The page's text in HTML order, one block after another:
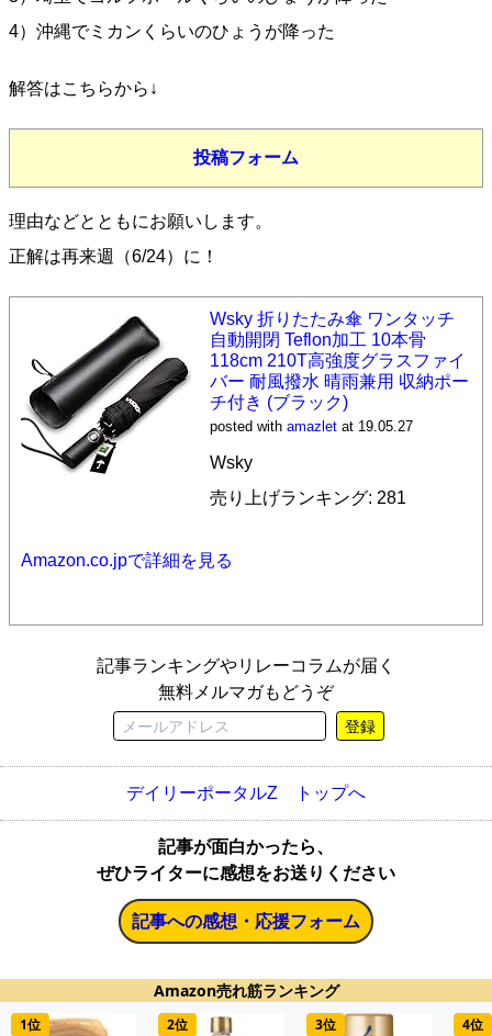
4）沖縄でミカンくらいのひょうが降った
解答はこちらから↓
投稿フォーム
理由などとともにお願いします。
正解は再来週（6/24）に！
Wsky 折りたたみ傘 ワンタッチ
自動開閉 Teflon加工 10本骨
118cm 210T高強度グラスファイ
バー 耐風撥水 晴雨兼用 収納ポー
チ付き (ブラック)
posted with amazlet at 19.05.27
Wsky
売り上げランキング: 281
Amazon.co.jpで詳細を見る
記事ランキングやリレーコラムが届く
無料メルマガもどうぞ
登録
デイリーポータルZ トップへ
記事が面白かったら、
ぜひライターに感想をお送りください
記事への感想・応援フォーム
Amazon売れ筋ランキング
1位 2位 3位 4位